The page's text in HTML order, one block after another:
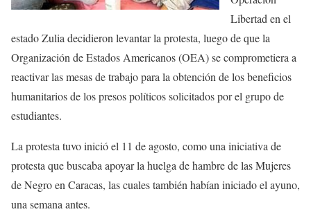
Libertad en el
estado Zulia decidieron levantar la protesta, luego de que la
Organización de Estados Americanos (OEA) se comprometiera a
reactivar las mesas de trabajo para la obtención de los beneficios
humanitarios de los presos políticos solicitados por el grupo de
estudiantes.
La protesta tuvo inició el 11 de agosto, como una iniciativa de
protesta que buscaba apoyar la huelga de hambre de las Mujeres
de Negro en Caracas, las cuales también habían iniciado el ayuno,
una semana antes.